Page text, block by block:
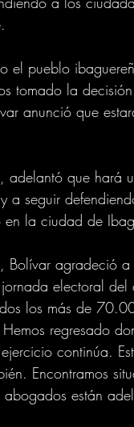
el pueblo
tomado la
anunció que
adelantó que hará
a seguir
la ciudad de
Bolívar agradeció
electoral
los más de
regresado
continúa.
Encontramos
están